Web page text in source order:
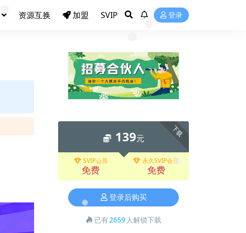
❅
❅
❅
❅
❅❅
资源互换 加盟 SVIP 登录
下载
139元
SVIP会员
免费
永久SVIP会员
免费
登录后购买
已有2659 人解锁下载